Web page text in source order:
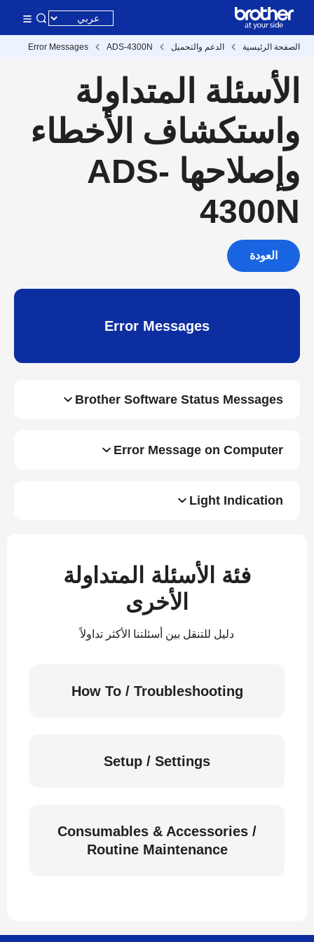
الصفحة الرئيسية الدعم والتحميل ADS-4300N
Error Messages
الأسئلة المتداولة
واستكشاف الأخطاء
وإصلاحها ADS-
4300N
العودة
Error Messages
Brother Software Status Messages
Error Message on Computer
Light Indication
فئة الأسئلة المتداولة
الأخرى
دليل للتنقل بين أسئلتنا الأكثر تداولاً
How To / Troubleshooting
Setup / Settings
Consumables & Accessories /
Routine Maintenance